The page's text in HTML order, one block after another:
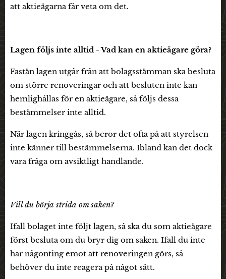
att aktieägarna får veta om det.
Lagen följs inte alltid - Vad kan en aktieägare göra?
Fastän lagen utgår från att bolagsstämman ska besluta
om större renoveringar och att besluten inte kan
hemlighållas för en aktieägare, så följs dessa
bestämmelser inte alltid.
När lagen kringgås, så beror det ofta på att styrelsen
inte känner till bestämmelserna. Ibland kan det dock
vara fråga om avsiktligt handlande.
Vill du börja strida om saken?
Ifall bolaget inte följt lagen, så ska du som aktieägare
först besluta om du bryr dig om saken. Ifall du inte
har någonting emot att renoveringen görs, så
behöver du inte reagera på något sätt.